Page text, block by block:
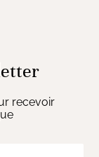
recevoir